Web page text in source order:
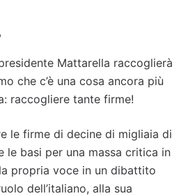
Mattarella raccoglierà
che c’è una cosa ancora più
raccogliere tante firme!
le firme di decine di migliaia di
le basi per una massa critica in
propria voce in un dibattito
dell’italiano, alla sua